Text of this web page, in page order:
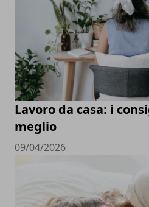
Lavoro da casa: i
meglio
09/04/2026